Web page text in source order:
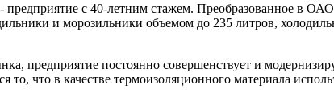
предприятие с 40-летним стажем. Преобразованное в
и морозильники объемом до 235 литров,
предприятие постоянно совершенствует и
то, что в качестве термоизоляционного материала